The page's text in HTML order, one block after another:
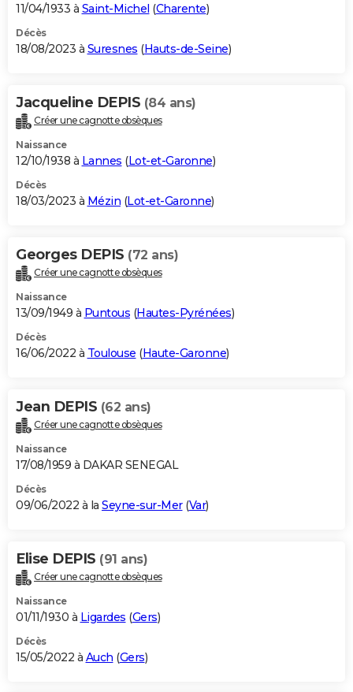
11/04/1933 à Saint-Michel (Charente)
Décès
18/08/2023 à Suresnes (Hauts-de-Seine)
Jacqueline DEPIS (84 ans)
Créer une cagnotte obsèques
Naissance
12/10/1938 à Lannes (Lot-et-Garonne)
Décès
18/03/2023 à Mézin (Lot-et-Garonne)
Georges DEPIS (72 ans)
Créer une cagnotte obsèques
Naissance
13/09/1949 à Puntous (Hautes-Pyrénées)
Décès
16/06/2022 à Toulouse (Haute-Garonne)
Jean DEPIS (62 ans)
Créer une cagnotte obsèques
Naissance
17/08/1959 à DAKAR SENEGAL
Décès
09/06/2022 à la Seyne-sur-Mer(Var)
Elise DEPIS (91 ans)
Créer une cagnotte obsèques
Naissance
01/11/1930 à Ligardes (Gers)
Décès
15/05/2022 à Auch (Gers)